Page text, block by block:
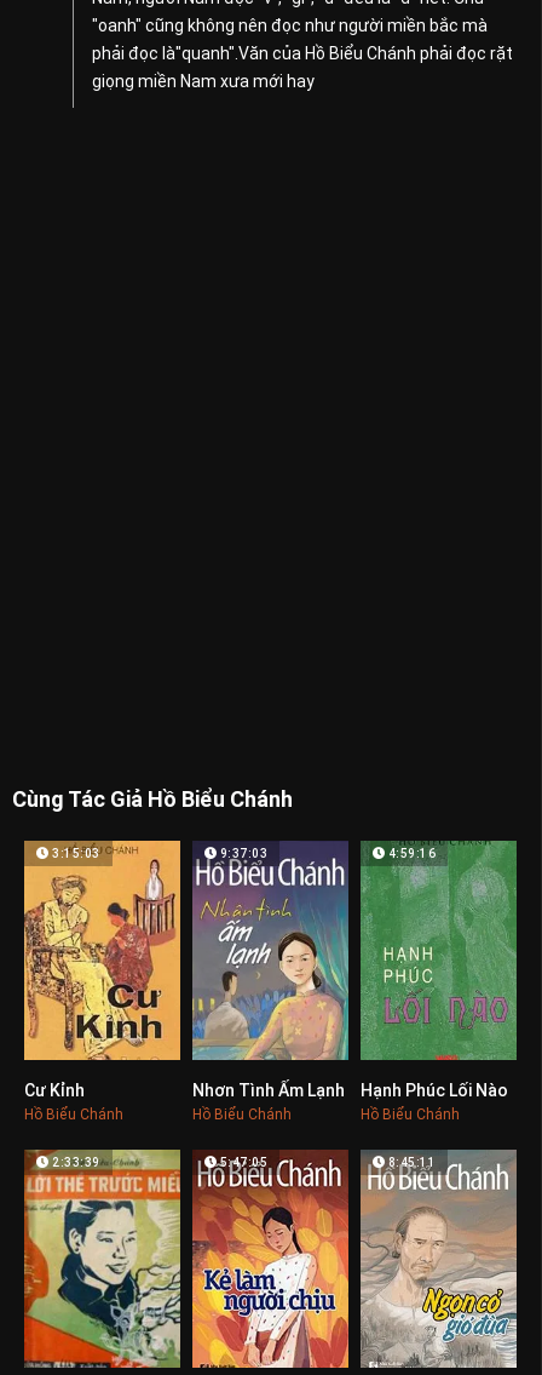
"oanh" cũng không nên đọc như người miền bắc mà
phải đọc là"quanh".Văn của Hồ Biểu Chánh phải đọc rặt
giọng miền Nam xưa mới hay
Cùng Tác Giả Hồ Biểu Chánh
3:15:03
Cư Kỉnh
Hồ Biểu Chánh
0
9:37:03
Nhơn Tình Ấm Lạnh
Hồ Biểu Chánh
0
4:59:16
Hạnh Phúc Lối Nào
Hồ Biểu Chánh
2:33:39 5:47:05 8:45:11